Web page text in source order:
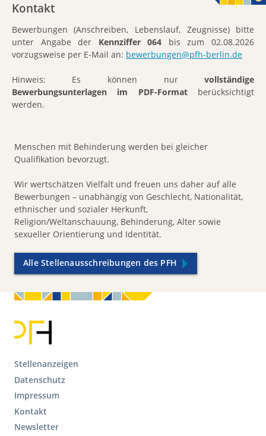
Kontakt
Bewerbungen (Anschreiben, Lebenslauf, Zeugnisse) bitte
unter Angabe der Kennziffer 064 bis zum 02.08.2026
vorzugsweise per E-Mail an: bewerbungen@pfh-berlin.de
Hinweis: Es können nurvollständige
Bewerbungsunterlagen im PDF-Formatberücksichtigt
werden.
Menschen mit Behinderung werden bei gleicher
Qualifikation bevorzugt.
Wir wertschätzen Vielfalt und freuen uns daher auf alle
Bewerbungen – unabhängig von Geschlecht, Nationalität,
ethnischer und sozialer Herkunft,
Religion/Weltanschauung, Behinderung, Alter sowie
sexueller Orientierung und Identität.
Alle Stellenausschreibungen des PFH
F
o
o
t
e
r
Stellenanzeigen
Datenschutz
Impressum
Kontakt
Newsletter